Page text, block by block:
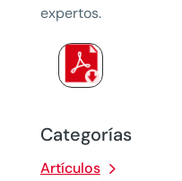
Categorías
Artículos
expertos.